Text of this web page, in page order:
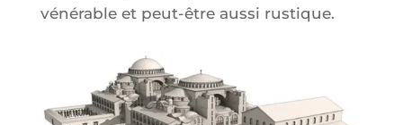
véné­rable et peut-être aus­si rustique.